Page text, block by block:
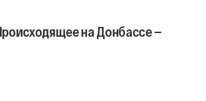
на Донбассе —